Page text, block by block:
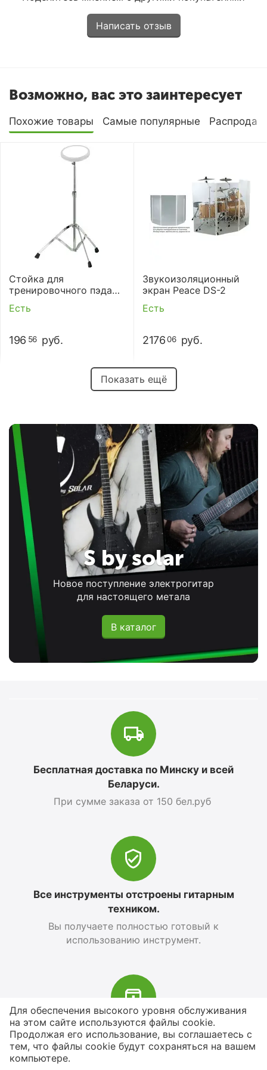
Написать отзыв
Возможно, вас это заинтересует
Похожие товары Самые популярные
Стойка для
тренировочного пэда
Peace TR-3S
Есть
196 56 руб.
Звукоизоляционный
экран Peace DS-2
Есть
2176 06 руб.
Показать ещё
S by solar
Новое поступление электрогитар
для настоящего метала
В каталог
Бесплатная доставка по Минску и всей
Беларуси.
При сумме заказа от 150 бел.руб
Все инструменты отстроены гитарным
техником.
Вы получаете полностью готовый к
использованию инструмент.
В наличии более 4000 наименований
товаров
От расходников до сценического
Для обеспечения высокого уровня обслуживания
на этом сайте используются файлы cookie.
Продолжая его использование, вы соглашаетесь с
тем, что файлы cookie будут сохраняться на вашем
компьютере.